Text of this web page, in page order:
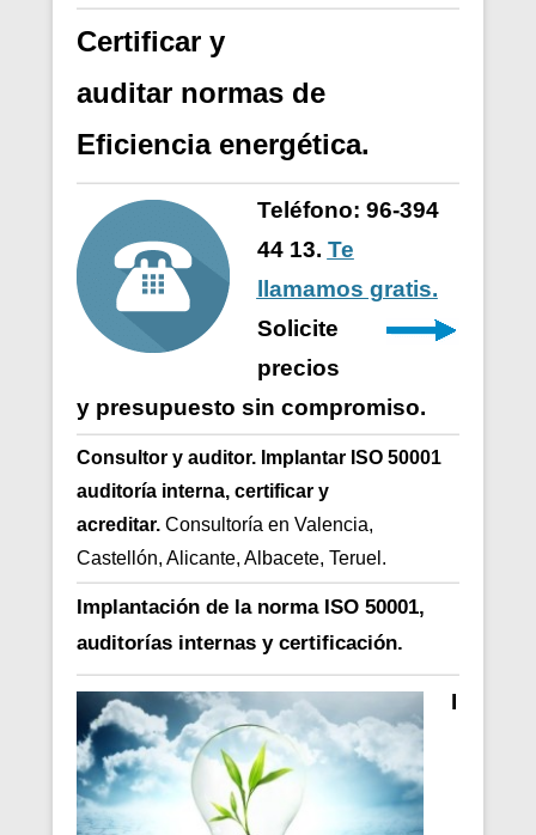
Certificar y
auditar normas de
Eficiencia energética.
Teléfono: 96-394
44 13. Te
llamamos gratis.
Solicite
precios
y presupuesto sin compromiso.
Consultor y auditor. Implantar ISO 50001
auditoría interna, certificar y
acreditar. Consultoría en Valencia,
Castellón, Alicante, Albacete, Teruel.
Implantación de la norma ISO 50001,
auditorías internas y certificación.
I